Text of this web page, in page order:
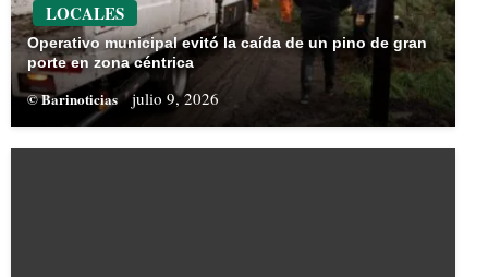
LOCALES
Operativo municipal evitó la caída de un pino de gran
porte en zona céntrica
© Barinoticias julio 9, 2026